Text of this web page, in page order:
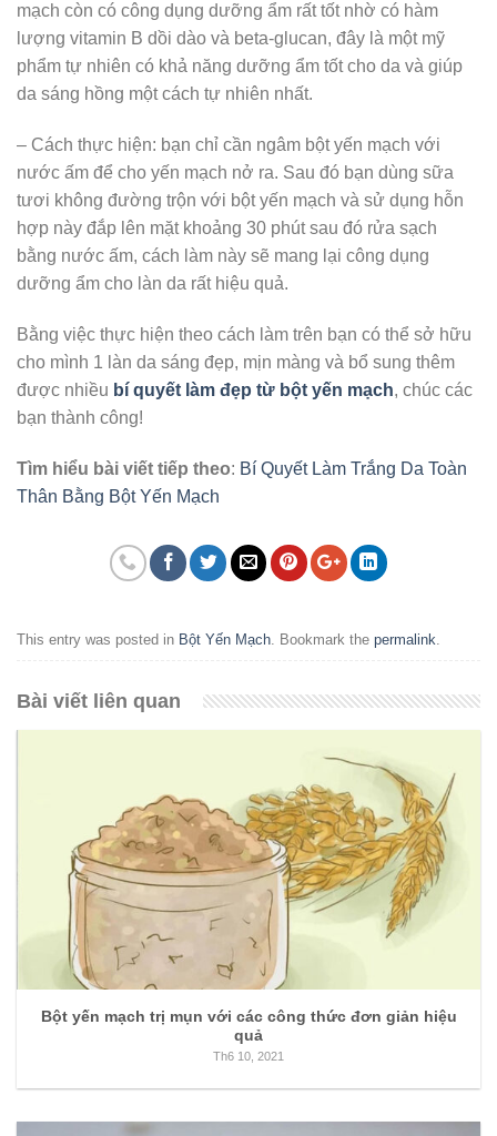
mạch còn có công dụng dưỡng ẩm rất tốt nhờ có hàm
lượng vitamin B dồi dào và beta-glucan, đây là một mỹ
phẩm tự nhiên có khả năng dưỡng ẩm tốt cho da và giúp
da sáng hồng một cách tự nhiên nhất.
– Cách thực hiện: bạn chỉ cần ngâm bột yến mạch với
nước ấm để cho yến mạch nở ra. Sau đó bạn dùng sữa
tươi không đường trộn với bột yến mạch và sử dụng hỗn
hợp này đắp lên mặt khoảng 30 phút sau đó rửa sạch
bằng nước ấm, cách làm này sẽ mang lại công dụng
dưỡng ẩm cho làn da rất hiệu quả.
Bằng việc thực hiện theo cách làm trên bạn có thể sở hữu
cho mình 1 làn da sáng đẹp, mịn màng và bổ sung thêm
được nhiều bí quyết làm đẹp từ bột yến mạch, chúc các
bạn thành công!
Tìm hiểu bài viết tiếp theo: Bí Quyết Làm Trắng Da Toàn
Thân Bằng Bột Yến Mạch
This entry was posted in Bột Yến Mạch. Bookmark the permalink.
Bài viết liên quan
Bột yến mạch trị mụn với các công thức đơn giản hiệu
quả
Th6 10, 2021